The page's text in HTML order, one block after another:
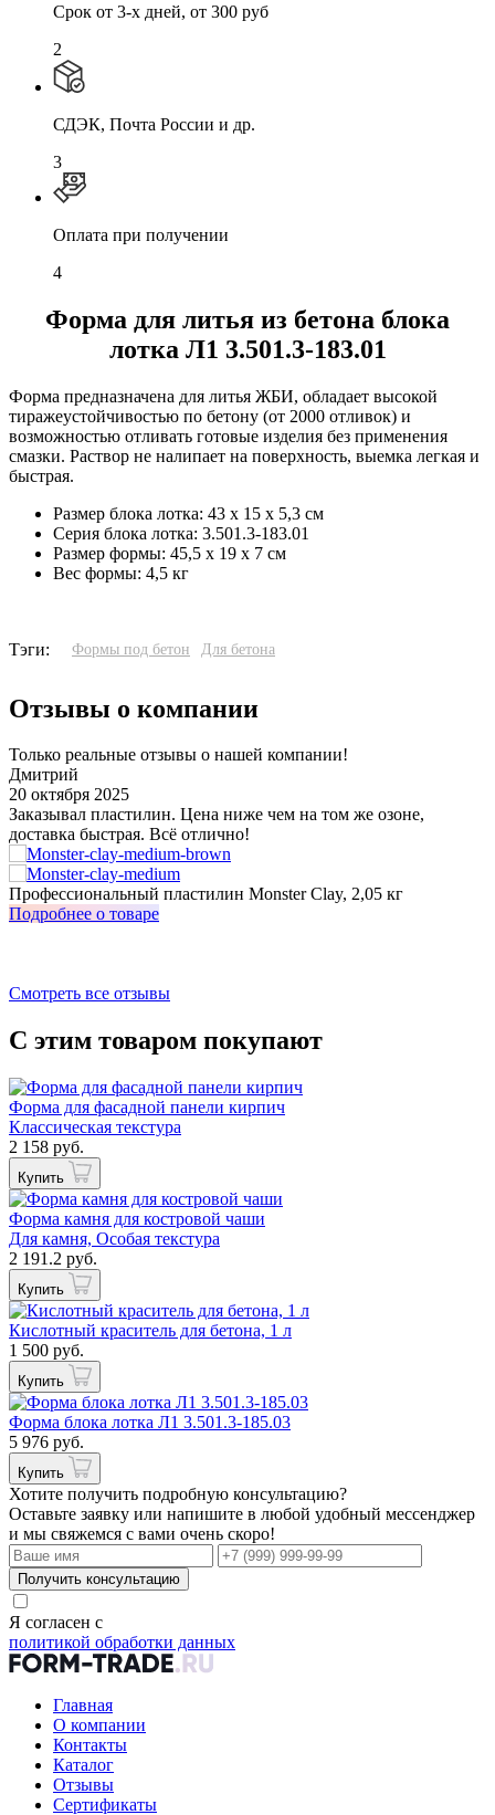
Cрок от 3-х дней, от 300 руб
2
СДЭК, Почта России и др.
3
Оплата при получении
4
Форма для литья из бетона блока
лотка Л1 3.501.3-183.01
Форма предназначена для литья ЖБИ, обладает высокой
тиражеустойчивостью по бетону (от 2000 отливок) и
возможностью отливать готовые изделия без применения
смазки. Раствор не налипает на поверхность, выемка легкая и
быстрая.
Размер блока лотка: 43 х 15 х 5,3 см
Серия блока лотка: 3.501.3-183.01
Размер формы: 45,5 х 19 х 7 см
Вес формы: 4,5 кг
Тэги: Формы под бетон Для бетона
Отзывы о компании
Только реальные отзывы о нашей компании!
Дмитрий
20 октября 2025
Заказывал пластилин. Цена ниже чем на том же озоне,
доставка быстрая. Всё отлично!
Профессиональный пластилин Monster Clay, 2,05 кг
Подробнее о товаре
Смотреть все отзывы
С этим товаром покупают
Форма для фасадной панели кирпич
Классическая текстура
2 158 руб.
Купить
Форма камня для костровой чаши
Для камня, Особая текстура
2 191.2 руб.
Купить
Кислотный краситель для бетона, 1 л
1 500 руб.
Купить
Форма блока лотка Л1 3.501.3-185.03
5 976 руб.
Купить
Хотите получить подробную консультацию?
Оставьте заявку или напишите в любой удобный мессенджер
и мы свяжемся с вами очень скоро!
Получить консультацию
Я согласен с
политикой обработки данных
Главная
О компании
Контакты
Каталог
Отзывы
Сертификаты